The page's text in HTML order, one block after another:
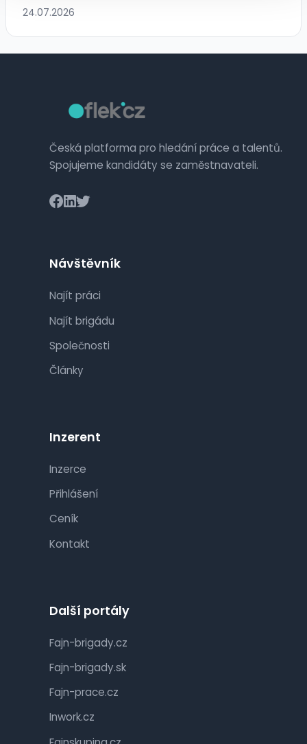
24.07.2026
Česká platforma pro hledání práce a talentů.
Spojujeme kandidáty se zaměstnavateli.
Návštěvník
Najít práci
Najít brigádu
Společnosti
Články
Inzerent
Inzerce
Přihlášení
Ceník
Kontakt
Další portály
Fajn-brigady.cz
Fajn-brigady.sk
Fajn-prace.cz
Inwork.cz